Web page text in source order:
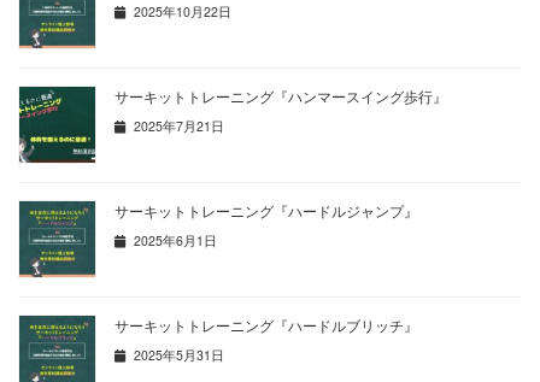
2025年10月22日
サーキットトレーニング『ハンマースイング歩行』
2025年7月21日
サーキットトレーニング『ハードルジャンプ』
2025年6月1日
サーキットトレーニング『ハードルブリッチ』
2025年5月31日